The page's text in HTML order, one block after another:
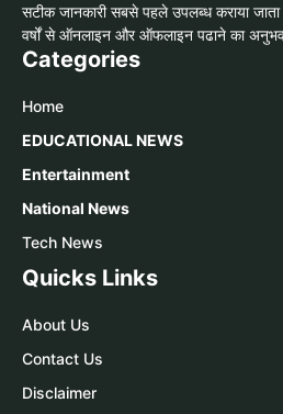
सटीक जानकारी सबसे पहले उपलब्ध कराया
वर्षों से ऑनलाइन और ऑफलाइन पढाने का
Categories
Home
EDUCATIONAL NEWS
Entertainment
National News
Tech News
Quicks Links
About Us
Contact Us
Disclaimer